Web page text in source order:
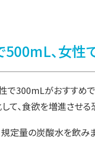
、女性
で300mLがおすすめ
、食欲を増進させる
定量の炭酸水を飲みま